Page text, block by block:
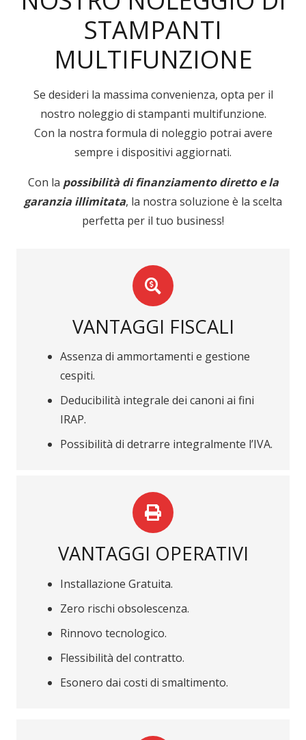
STAMPANTI
MULTIFUNZIONE
Se desideri la massima convenienza, opta per il
nostro noleggio di stampanti multifunzione.
Con la nostra formula di noleggio potrai avere
sempre i dispositivi aggiornati.
Con la possibilità di finanziamento diretto e la
garanzia illimitata, la nostra soluzione è la scelta
perfetta per il tuo business!
VANTAGGI FISCALI
Assenza di ammortamenti e gestione
cespiti.
Deducibilità integrale dei canoni ai fini
IRAP.
Possibilità di detrarre integralmente l’IVA.
VANTAGGI OPERATIVI
Installazione Gratuita.
Zero rischi obsolescenza.
Rinnovo tecnologico.
Flessibilità del contratto.
Esonero dai costi di smaltimento.